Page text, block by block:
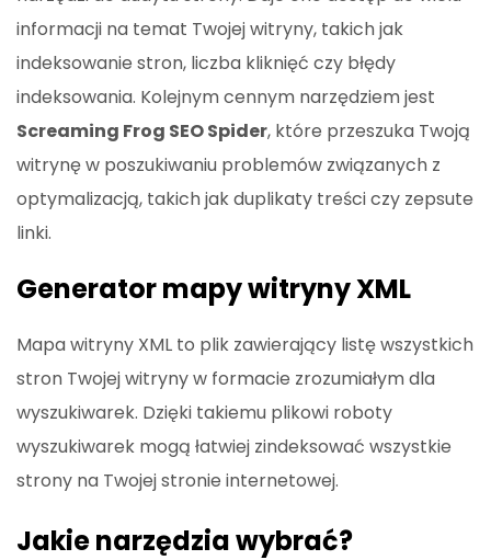
informacji na temat Twojej witryny, takich jak
indeksowanie stron, liczba kliknięć czy błędy
indeksowania. Kolejnym cennym narzędziem jest
Screaming Frog SEO Spider, które przeszuka Twoją
witrynę w poszukiwaniu problemów związanych z
optymalizacją, takich jak duplikaty treści czy zepsute
linki.
Generator mapy witryny XML
Mapa witryny XML to plik zawierający listę wszystkich
stron Twojej witryny w formacie zrozumiałym dla
wyszukiwarek. Dzięki takiemu plikowi roboty
wyszukiwarek mogą łatwiej zindeksować wszystkie
strony na Twojej stronie internetowej.
Jakie narzędzia wybrać?